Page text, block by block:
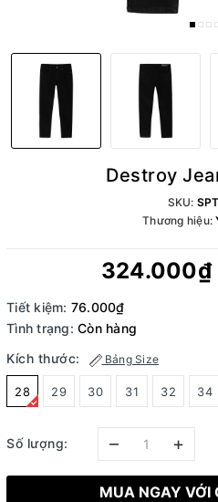
Destroy
SKU:
Thương hiệu:
324.000₫
Tiết kiệm: 76.000₫
Tình trạng: Còn hàng
Kích thước:
Bảng Size
28 29 30 31 32 34
Số lượng: – +
MUA NGAY VỚI